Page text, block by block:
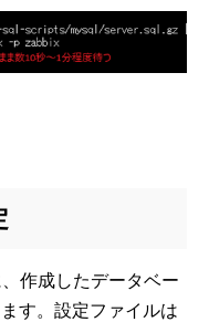
作成したデータベー
す。設定ファイルは